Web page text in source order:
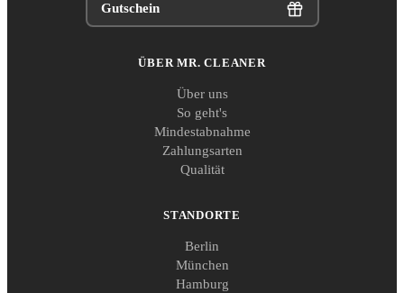
Gutschein
ÜBER MR. CLEANER
Über uns
So geht's
Mindestabnahme
Zahlungsarten
Qualität
STANDORTE
Berlin
München
Hamburg